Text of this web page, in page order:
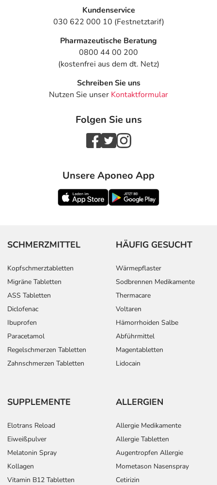
Kundenservice
030 622 000 10 (Festnetztarif)
Pharmazeutische Beratung
0800 44 00 200
(kostenfrei aus dem dt. Netz)
Schreiben Sie uns
Nutzen Sie unser Kontaktformular
Folgen Sie uns
Unsere Aponeo App
SCHMERZMITTEL
Kopfschmerztabletten
Migräne Tabletten
ASS Tabletten
Diclofenac
Ibuprofen
Paracetamol
Regelschmerzen Tabletten
Zahnschmerzen Tabletten
HÄUFIG GESUCHT
Wärmepflaster
Sodbrennen Medikamente
Thermacare
Voltaren
Hämorrhoiden Salbe
Abführmittel
Magentabletten
Lidocain
SUPPLEMENTE
Elotrans Reload
Eiweißpulver
Melatonin Spray
Kollagen
Vitamin B12 Tabletten
ALLERGIEN
Allergie Medikamente
Allergie Tabletten
Augentropfen Allergie
Mometason Nasenspray
Cetirizin